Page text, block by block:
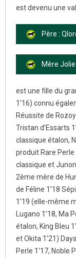
est devenu une
Père :
Mère
est une fille du
1’16) connu
Réussite de
Tristan d’Essarts
classique étalon,
produit Rare Perle
classique et
2ème mère de
de Féline 1’18
1’19 (elle-même
Lugano 1’18, Ma
étalon, King Bleu
et Okita 1’21)
Perle 1’17, Noble